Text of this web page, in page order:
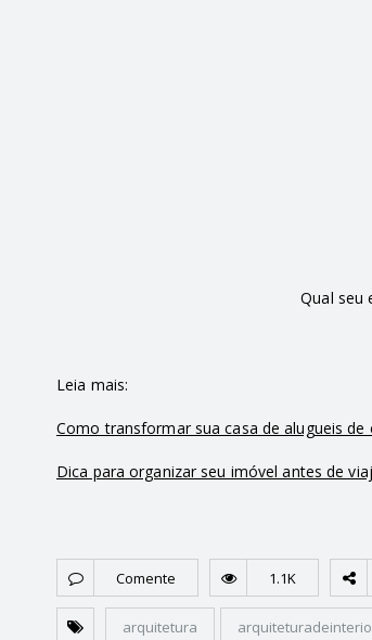
Qual seu
Leia mais:
Como transformar sua casa de alugueis
Dica para organizar seu imóvel antes de
Comente 1.1K
arquitetura